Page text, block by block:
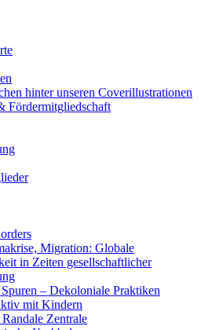
hinter unseren Coverillustrationen
Fördermitgliedschaft
Migration: Globale
in Zeiten gesellschaftlicher
– Dekoloniale Praktiken
mit Kindern
Zentrale